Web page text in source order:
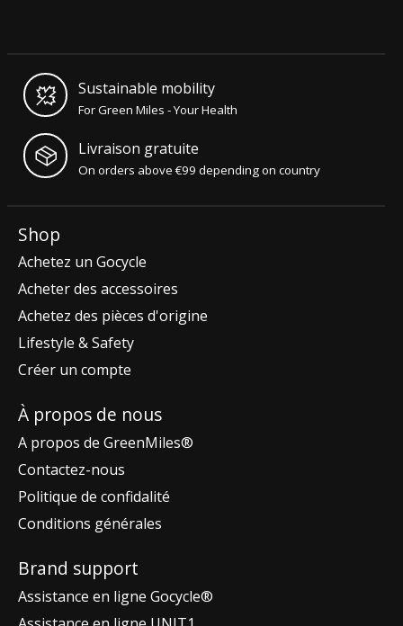
Sustainable mobility
For Green Miles - Your Health
Livraison gratuite
On orders above €99 depending on country
Shop
Achetez un Gocycle
Acheter des accessoires
Achetez des pièces d'origine
Lifestyle & Safety
Créer un compte
À propos de nous
A propos de GreenMiles®
Contactez-nous
Politique de confidalité
Conditions générales
Brand support
Assistance en ligne Gocycle®